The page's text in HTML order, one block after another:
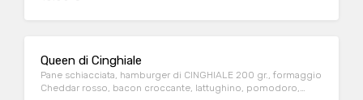
Queen di Cinghiale
Pane schiacciata, hamburger di CINGHIALE 200 gr., formaggio
Cheddar rosso, bacon croccante, lattughino, pomodoro,